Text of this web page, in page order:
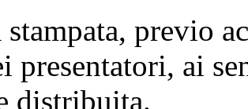
previo
presentatori, ai
distribuita.